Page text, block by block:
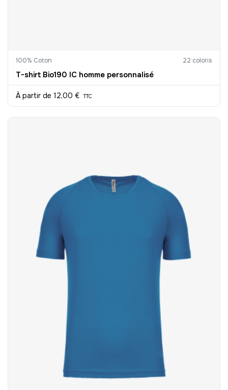
100% Coton 22 coloris
T-shirt Bio190 IC homme personnalisé
À partir de 12,00 € TTC